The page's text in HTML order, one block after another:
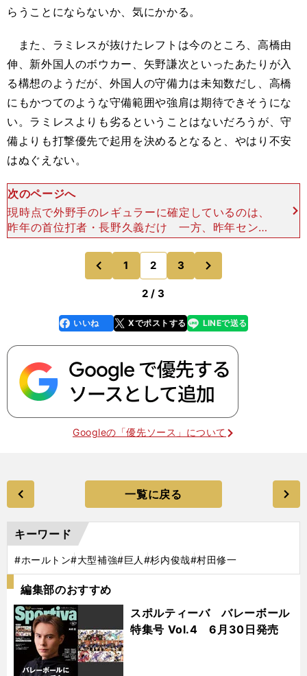
らうことにならないか、気にかかる。
また、ラミレスが抜けたレフトは今のところ、高橋由
伸、新外国人のボウカー、矢野謙次といったあたりが入
る構想のようだが、外国人の守備力は未知数だし、高橋
にもかつてのような守備範囲や強肩は期待できそうにな
い。ラミレスよりも劣るということはないだろうが、守
備よりも打撃優先で起用を決めるとなると、やはり不安
はぬぐえない。
次のページへ
現時点で外野手のレギュラーに確定しているのは、
昨年の首位打者・長野久義だけ 一方、昨年センタ
ーでゴールデングラブ賞に輝いた長野久義が今年は
ライトに回る。俊足と強肩を最大限に生かしたいと
いうことで、原監
前
のページへ
1 2 3
2 / 3
faceboo
k
いいね Xでポストする
line LINEで送る
Googleの「優先ソース」について
一覧に戻る
キーワード
#ホールトン#大型補強#巨人 #杉内俊哉#村田修一
編集部のおすすめ
スポルティーバ バレーボール
特集号 Vol.4 6月30日発売